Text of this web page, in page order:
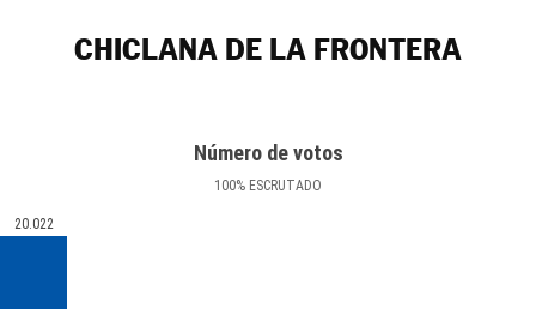
CHICLANA DE LA FRONTERA
Número de votos
100% ESCRUTADO
20.022